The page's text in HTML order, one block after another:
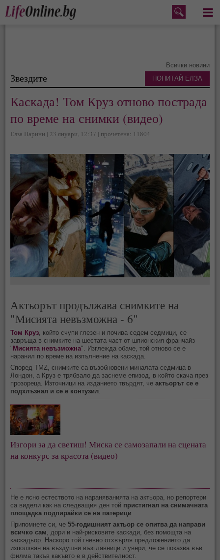
Меню
Всички новини
Звездите
Каскада! Том Круз отново пострада
по време на снимки (видео)
Елза Парини | 23 януари, 12:37 | прочетена: 11804
Актьорът продължава снимките на
"Мисията невъзможна - 6"
Том Круз, който счупи глезен и почива седем седмици, се
завръща в снимките на шестата част от шпионския франчайз
" Мисията невъзможна". Изглежда обаче, той отново се е
наранил по време на изпълнение на каскада.
Според TMZ, снимките са възобновени миналата седмица в
Лондон, а Круз е трябвало да заснеме епизод, в който скача през
прозореца. Източници на изданието твърдят, чеактьорът се е
подхлъзнал и се е контузил.
Изгори за да светиш! Миска се самозапали на сцената
на конкурс за красота (видео)
Не е ясно естеството на нараняванията на актьора, но репортери
са видели как на следващия ден той пристигнал на снимачната
площадка подпирайки се на патерици
Припомнете си, че55-годишният актьор се опитва да направи
всичко сам , дори и най-рисковите каскади, без помощта на
каскадьор. Наскоро той гневно отхвърля предложението да
използван на въздушни възглавници и увери, че се показва във
филма такъв какъвто е в действителност.
ПОПИТАЙ ЕЛЗА